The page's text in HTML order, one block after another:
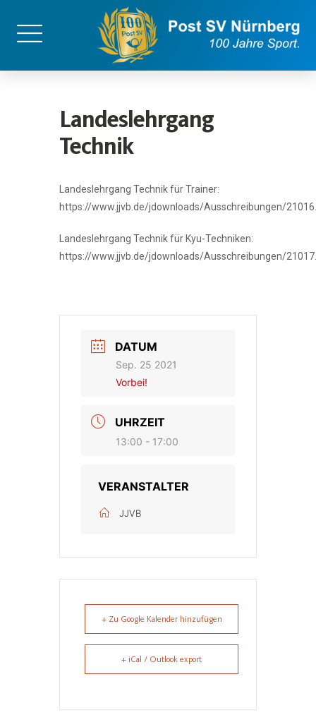
Landeslehrgang
Technik
Landeslehrgang Technik für Trainer:
https://www.jjvb.de/jdownloads/Ausschreibungen/
Landeslehrgang Technik für Kyu-Techniken:
https://www.jjvb.de/jdownloads/Ausschreibungen/
DATUM
Sep. 25 2021
Vorbei!
UHRZEIT
13:00 - 17:00
VERANSTALTER
JJVB
+ Zu Google Kalender hinzufügen
+ iCal / Outlook export